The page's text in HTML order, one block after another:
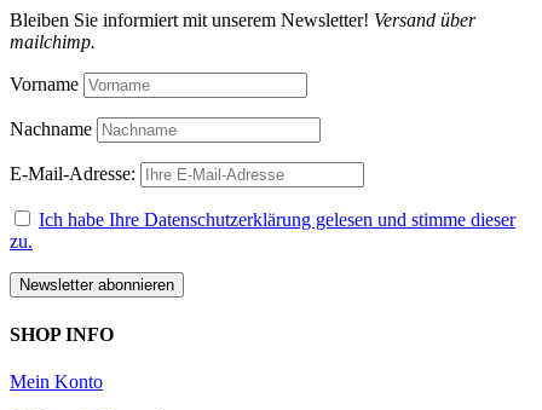
Bleiben Sie informiert mit unserem Newsletter! Versand über
mailchimp.
Vorname
Nachname
E-Mail-Adresse:
Ich habe Ihre Datenschutzerklärung gelesen und stimme dieser
zu.
SHOP INFO
Mein Konto